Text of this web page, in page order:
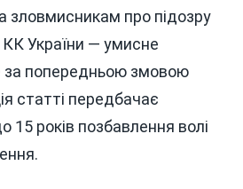
зловмисникам про підозру
КК України — умисне
за попередньою змовою
статті передбачає
15 років позбавлення волі